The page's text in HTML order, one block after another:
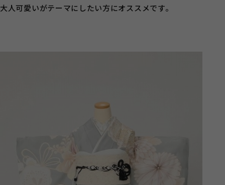
大人可愛いがテーマにしたい方にオススメです。